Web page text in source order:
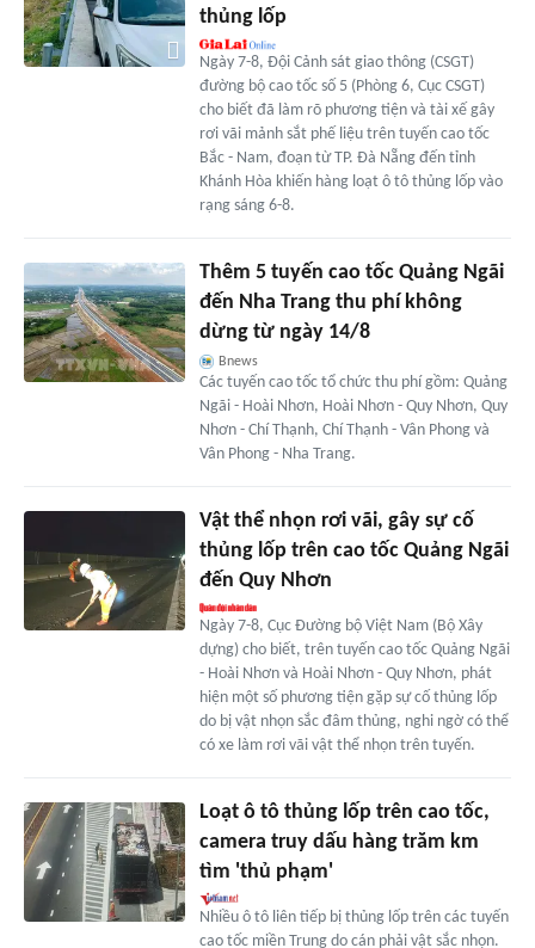
thủng lốp
Ngày 7-8, Đội Cảnh sát giao thông (CSGT)
đường bộ cao tốc số 5 (Phòng 6, Cục CSGT)
cho biết đã làm rõ phương tiện và tài xế gây
rơi vãi mảnh sắt phế liệu trên tuyến cao tốc
Bắc - Nam, đoạn từ TP. Đà Nẵng đến tỉnh
Khánh Hòa khiến hàng loạt ô tô thủng lốp vào
rạng sáng 6-8.
Thêm 5 tuyến cao tốc Quảng Ngãi
đến Nha Trang thu phí không
dừng từ ngày 14/8
Bnews
Các tuyến cao tốc tổ chức thu phí gồm: Quảng
Ngãi - Hoài Nhơn, Hoài Nhơn - Quy Nhơn, Quy
Nhơn - Chí Thạnh, Chí Thạnh - Vân Phong và
Vân Phong - Nha Trang.
Vật thể nhọn rơi vãi, gây sự cố
thủng lốp trên cao tốc Quảng Ngãi
đến Quy Nhơn
Ngày 7-8, Cục Đường bộ Việt Nam (Bộ Xây
dựng) cho biết, trên tuyến cao tốc Quảng Ngãi
- Hoài Nhơn và Hoài Nhơn - Quy Nhơn, phát
hiện một số phương tiện gặp sự cố thủng lốp
do bị vật nhọn sắc đâm thủng, nghi ngờ có thể
có xe làm rơi vãi vật thể nhọn trên tuyến.
Loạt ô tô thủng lốp trên cao tốc,
camera truy dấu hàng trăm km
tìm 'thủ phạm'
Nhiều ô tô liên tiếp bị thủng lốp trên các tuyến
cao tốc miền Trung do cán phải vật sắc nhọn.